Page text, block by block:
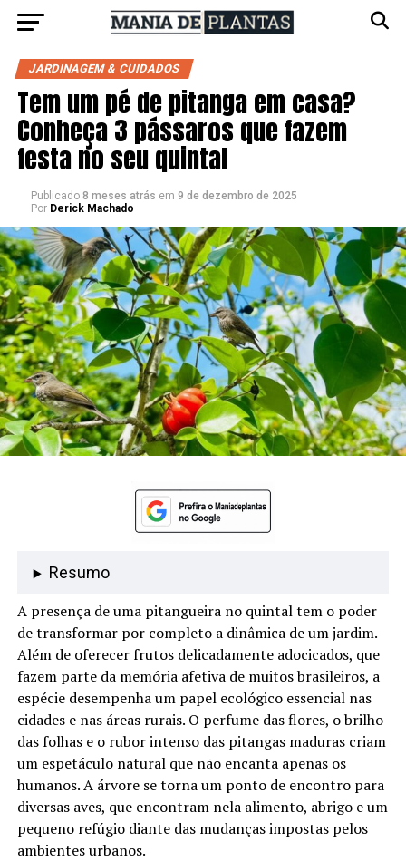
JARDINAGEM & CUIDADOS
Tem um pé de pitanga em casa?
Conheça 3 pássaros que fazem
festa no seu quintal
Publicado 8 meses atrás em 9 de dezembro de 2025
Por Derick Machado
Resumo
A presença de uma pitangueira no quintal tem o poder
de transformar por completo a dinâmica de um jardim.
Além de oferecer frutos delicadamente adocicados, que
fazem parte da memória afetiva de muitos brasileiros, a
espécie desempenha um papel ecológico essencial nas
cidades e nas áreas rurais. O perfume das flores, o brilho
das folhas e o rubor intenso das pitangas maduras criam
um espetáculo natural que não encanta apenas os
humanos. A árvore se torna um ponto de encontro para
diversas aves, que encontram nela alimento, abrigo e um
pequeno refúgio diante das mudanças impostas pelos
ambientes urbanos.